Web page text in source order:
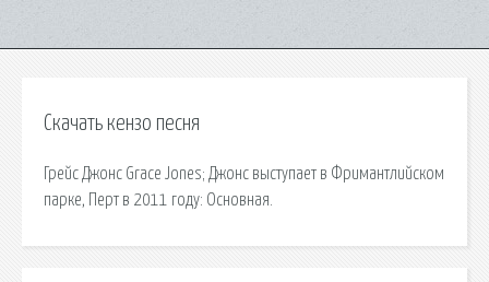
Скачать кензо песня
Грейс Джонс Grace Jones; Джонс выступает в Фримантлийском
парке, Перт в 2011 году: Основная.